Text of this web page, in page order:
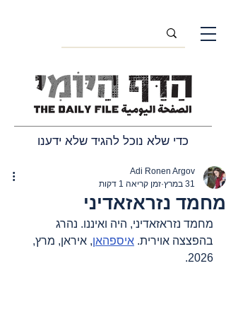
כדי שלא נוכל להגיד שלא ידענו
מחמד נזראזאדיני
Adi Ronen Argov
31 במרץ
זמן קריאה 1 דקות
מחמד נזראזאדיני, היה ואיננו. נהרג
בהפצצה אוירית. איספהאן, איראן, מרץ,
2026.